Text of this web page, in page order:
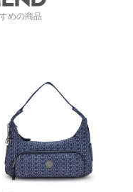
めの商品